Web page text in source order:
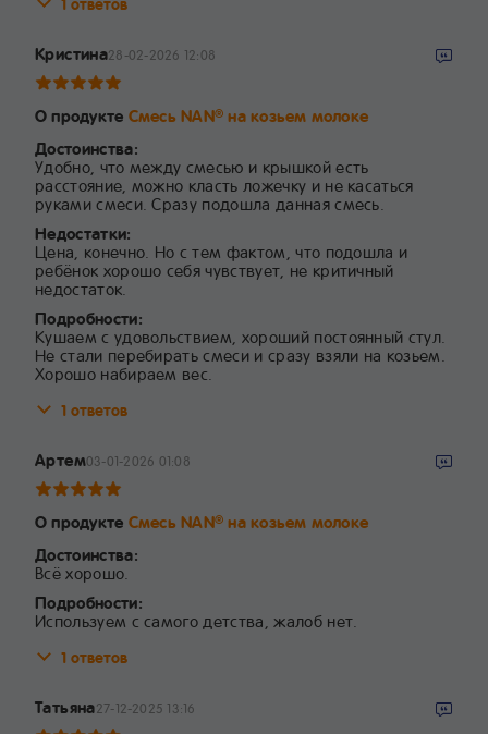
Кристина28-02-2026 12:08
О продукте Смесь NAN® на козьем молоке
Достоинства:
Удобно, что между смесью и крышкой есть
расстояние, можно класть ложечку и не касаться
руками смеси. Сразу подошла данная смесь.
Недостатки:
Цена, конечно. Но с тем фактом, что подошла и
ребёнок хорошо себя чувствует, не критичный
недостаток.
Подробности:
Кушаем с удовольствием, хороший постоянный стул.
Не стали перебирать смеси и сразу взяли на козьем.
Хорошо набираем вес.
1 ответов
Артем03-01-2026 01:08
О продукте Смесь NAN® на козьем молоке
Достоинства:
Всё хорошо.
Подробности:
Используем с самого детства, жалоб нет.
1 ответов
Татьяна27-12-2025 13:16